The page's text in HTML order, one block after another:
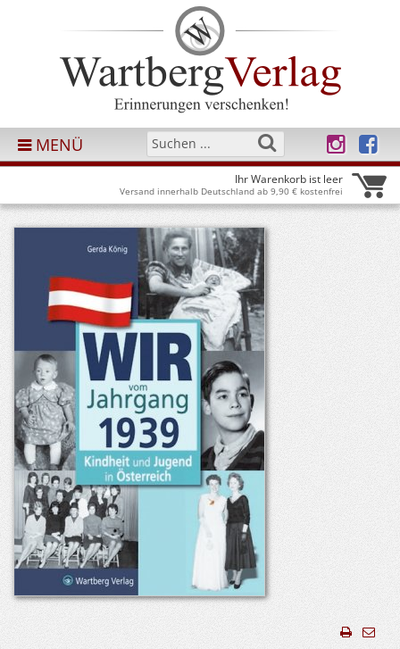
MENÜ
Ihr Warenkorb ist leer
Versand innerhalb Deutschland ab 9,90 € kostenfrei